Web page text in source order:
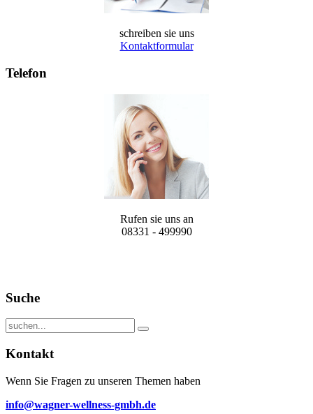
schreiben sie uns
Kontaktformular
Telefon
Rufen sie uns an
08331 - 499990
Suche
Kontakt
Wenn Sie Fragen zu unseren Themen haben
info@wagner-wellness-gmbh.de